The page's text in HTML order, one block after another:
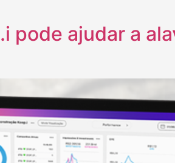
pode ajudar a